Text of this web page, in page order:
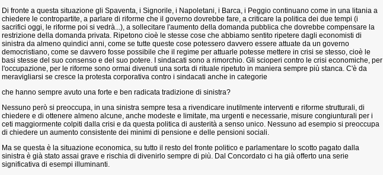
Di fronte a questa situazione gli Spaventa, i Signorile, i Napoletani, i Barca, i Peggio continuano come in una litania a
chiedere le contropartite, a parlare di riforme che il governo dovrebbe fare, a criticare la politica dei due tempi (i
sacrifici oggi, le riforme poi si vedrà...), a sollecitare l'aumento della domanda pubblica che dovrebbe compensare la
restrizione della domanda privata. Ripetono cioè le stesse cose che abbiamo sentito ripetere dagli economisti di
sinistra da almeno quindici anni, come se tutte queste cose potessero davvero essere attuate da un governo
democristiano, come se davvero fosse possibile che il regime per attuarle potesse mettere in crisi se stesso, cioè le
basi stesse del suo consenso e del suo potere. I sindacati sono a rimorchio. Gli scioperi contro le crisi economiche, per
l'occupazione, per le riforme sono ormai divenuti una sorta di rituale ripetuto in maniera sempre più stanca. C'è da
meravigliarsi se cresce la protesta corporativa contro i sindacati anche in categorie
che hanno sempre avuto una forte e ben radicata tradizione di sinistra?
Nessuno però si preoccupa, in una sinistra sempre tesa a rivendicare inutilmente interventi e riforme strutturali, di
chiedere e di ottenere almeno alcune, anche modeste e limitate, ma urgenti e necessarie, misure congiunturali per i
ceti maggiormente colpiti dalla crisi e da questa politica di austerità a senso unico. Nessuno ad esempio si preoccupa
di chiedere un aumento consistente dei minimi di pensione e delle pensioni sociali.
Ma se questa è la situazione economica, su tutto il resto del fronte politico e parlamentare lo scotto pagato dalla
sinistra è già stato assai grave e rischia di divenirlo sempre di più. Dal Concordato ci ha già offerto una serie
significativa di esempi illuminanti.